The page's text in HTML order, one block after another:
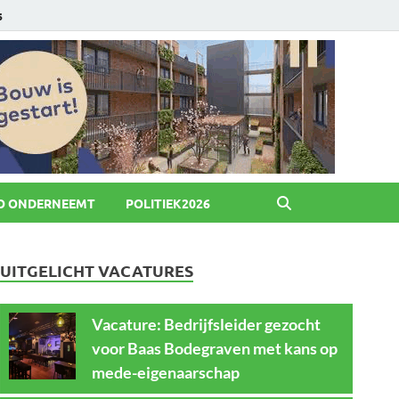
ONDERNEEMT POLITIEK2026
UITGELICHT VACATURES
Vacature: Bedrijfsleider gezocht
voor Baas Bodegraven met kans op
mede-eigenaarschap